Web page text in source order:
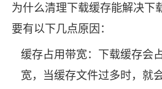
为什么清理下载缓存能解决下
要有以下几点原因：
缓存占用带宽：下载缓存会
宽，当缓存文件过多时，就